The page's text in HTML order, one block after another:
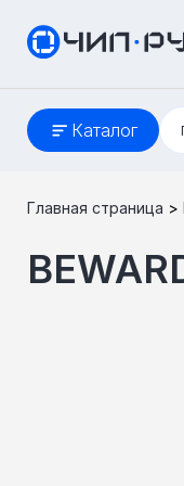
Каталог
Главная страница >